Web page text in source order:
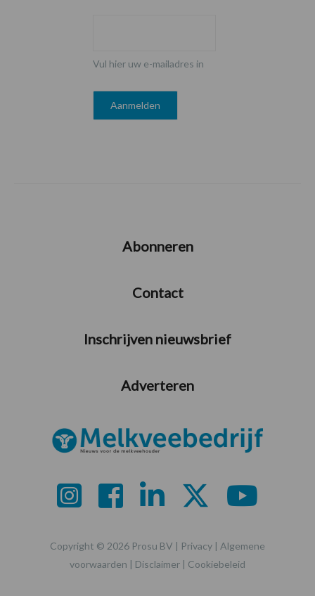
Vul hier uw e-mailadres in
Abonneren
Contact
Inschrijven nieuwsbrief
Adverteren
Copyright © 2026 Prosu BV | Privacy | Algemene
voorwaarden | Disclaimer | Cookiebeleid